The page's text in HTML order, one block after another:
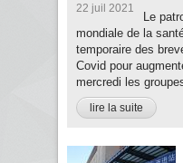
22 juil 2021
Le
mondiale de la
temporaire des
Covid pour
mercredi les
lire la suite